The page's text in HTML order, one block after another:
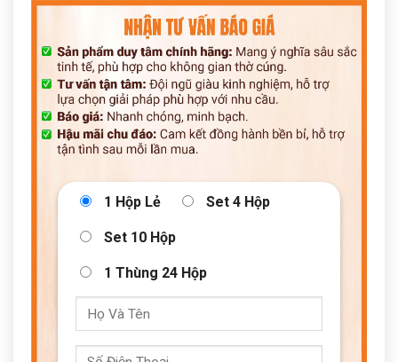
1 Hộp Lẻ Set 4 Hộp
Set 10 Hộp
1 Thùng 24 Hộp